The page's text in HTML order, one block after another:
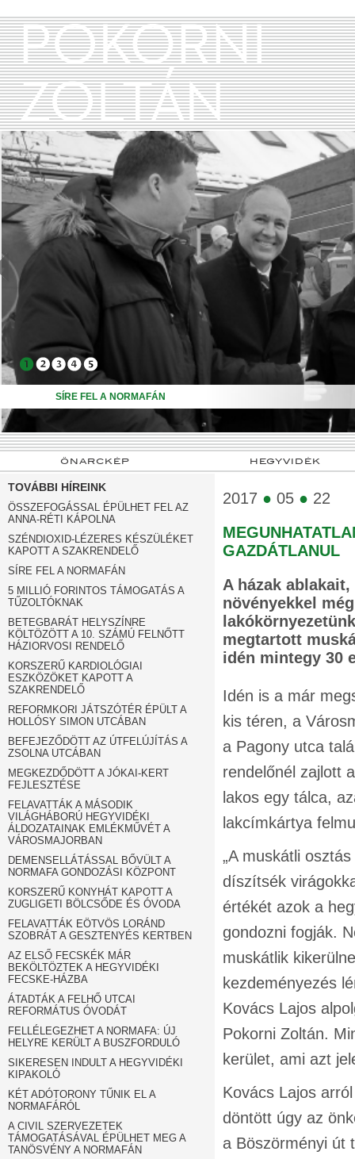
SÍRE FEL A NORMAFÁN
➎
ÖNARCKÉP HEGYVIDÉK
TOVÁBBI HÍREINK
ÖSSZEFOGÁSSAL ÉPÜLHET FEL AZ
ANNA-RÉTI KÁPOLNA
SZÉNDIOXID-LÉZERES KÉSZÜLÉKET
KAPOTT A SZAKRENDELŐ
SÍRE FEL A NORMAFÁN
5 MILLIÓ FORINTOS TÁMOGATÁS A
TŰZOLTÓKNAK
BETEGBARÁT HELYSZÍNRE
KÖLTÖZÖTT A 10. SZÁMÚ FELNŐTT
HÁZIORVOSI RENDELŐ
KORSZERŰ KARDIOLÓGIAI
ESZKÖZÖKET KAPOTT A
SZAKRENDELŐ
REFORMKORI JÁTSZÓTÉR ÉPÜLT A
HOLLÓSY SIMON UTCÁBAN
BEFEJEZŐDÖTT AZ ÚTFELÚJÍTÁS A
ZSOLNA UTCÁBAN
MEGKEZDŐDÖTT A JÓKAI-KERT
FEJLESZTÉSE
FELAVATTÁK A MÁSODIK
VILÁGHÁBORÚ HEGYVIDÉKI
ÁLDOZATAINAK EMLÉKMŰVÉT A
VÁROSMAJORBAN
DEMENSELLÁTÁSSAL BŐVÜLT A
NORMAFA GONDOZÁSI KÖZPONT
KORSZERŰ KONYHÁT KAPOTT A
ZUGLIGETI BÖLCSŐDE ÉS ÓVODA
FELAVATTÁK EÖTVÖS LORÁND
SZOBRÁT A GESZTENYÉS KERTBEN
AZ ELSŐ FECSKÉK MÁR
BEKÖLTÖZTEK A HEGYVIDÉKI
FECSKE-HÁZBA
ÁTADTÁK A FELHŐ UTCAI
REFORMÁTUS ÓVODÁT
FELLÉLEGEZHET A NORMAFA: ÚJ
HELYRE KERÜLT A BUSZFORDULÓ
SIKERESEN INDULT A HEGYVIDÉKI
KIPAKOLÓ
KÉT ADÓTORONY TŰNIK EL A
NORMAFÁRÓL
A CIVIL SZERVEZETEK
TÁMOGATÁSÁVAL ÉPÜLHET MEG A
TANÖSVÉNY A NORMAFÁN
2017 ● 05 ● 22
GAZDÁTLANUL
A házak
növényekkel
megtartott
idén mintegy 30
Idén is a már
kis téren, a
a Pagony utca
rendelőnél zajlott
lakos egy tálca,
lakcímkártya
„A muskátli
díszítsék
értékét azok a
gondozni fogják.
muskátlik
kezdeményezés
Kovács Lajos
Pokorni Zoltán.
kerület, ami azt
Kovács Lajos
döntött úgy az
a Böszörményi út